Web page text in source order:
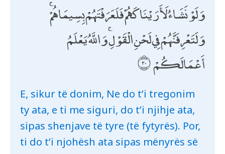
وَلَوْ نَشَاءُ لَأَرَيْنَاكَهُمْ فَلَعَرَفْتَهُمْ بِسِيمَاهُمْ ۚ
وَلَتَعْرِفَنَّهُمْ فِي لَحْنِ الْقَوْلِ ۚ وَاللَّهُ يَعْلَمُ
أَعْمَالَكُمْ
E, sikur të donim, Ne do t’i tregonim
ty ata, e ti me siguri, do t’i njihje ata,
sipas shenjave të tyre (të fytyrës). Por,
ti do t’i njohësh ata sipas mënyrës së